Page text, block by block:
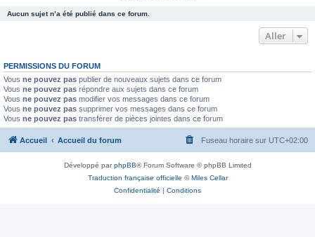
Aucun sujet n’a été publié dans ce forum.
Aller
PERMISSIONS DU FORUM
Vous ne pouvez pas publier de nouveaux sujets dans ce forum
Vous ne pouvez pas répondre aux sujets dans ce forum
Vous ne pouvez pas modifier vos messages dans ce forum
Vous ne pouvez pas supprimer vos messages dans ce forum
Vous ne pouvez pas transférer de pièces jointes dans ce forum
Accueil Accueil du forum Fuseau horaire sur UTC+02:00
Développé parphpBB® Forum Software © phpBB Limited
Traduction française officielle ©Miles Cellar
Confidentialité | Conditions